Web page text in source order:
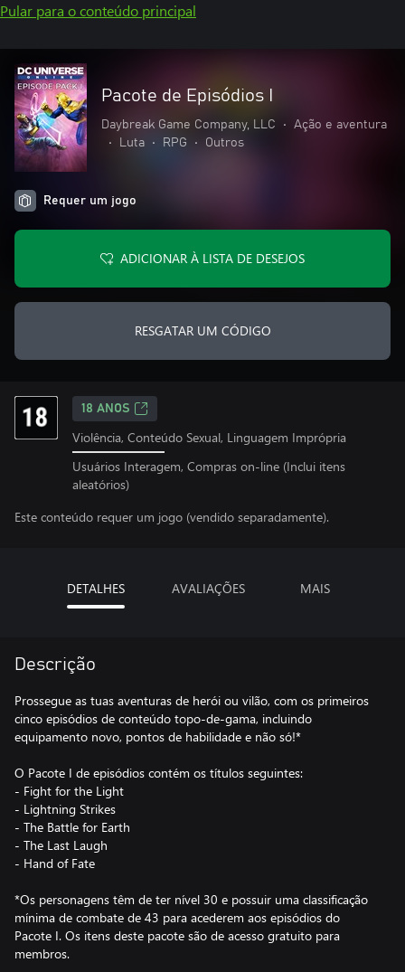
Pular para o conteúdo principal
Pacote de Episódios I
Daybreak Game Company, LLC •
Ação e aventura
•
Luta • RPG • Outros
Requer um jogo
ADICIONAR À LISTA DE DESEJOS
RESGATAR UM CÓDIGO
18 ANOS
Violência, Conteúdo Sexual, Linguagem Imprópria
Usuários Interagem, Compras on-line (Inclui itens
aleatórios)
Este conteúdo requer um jogo (vendido separadamente).
DETALHES AVALIAÇÕES MAIS
Descrição
Prossegue as tuas aventuras de herói ou vilão, com os primeiros
cinco episódios de conteúdo topo-de-gama, incluindo
equipamento novo, pontos de habilidade e não só!*
O Pacote I de episódios contém os títulos seguintes:
- Fight for the Light
- Lightning Strikes
- The Battle for Earth
- The Last Laugh
- Hand of Fate
*Os personagens têm de ter nível 30 e possuir uma classificação
mínima de combate de 43 para acederem aos episódios do
Pacote I. Os itens deste pacote são de acesso gratuito para
membros.